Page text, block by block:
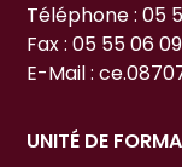
Téléphone : 05
Fax : 05 55 06
E-Mail :
UNITÉ DE